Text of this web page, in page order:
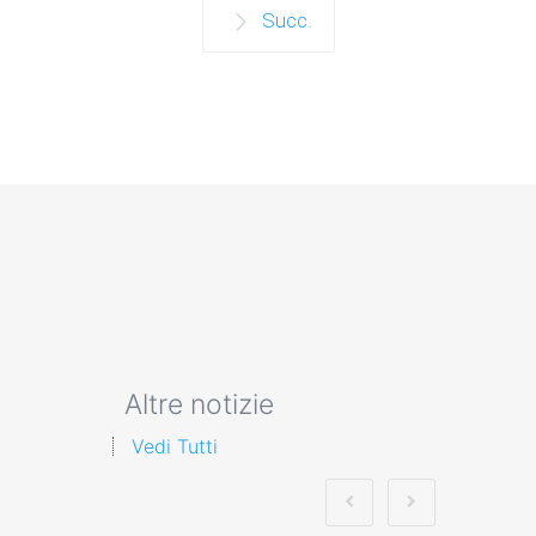
Succ.
Altre notizie
Vedi Tutti